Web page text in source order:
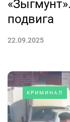
подвига
22.09.2025
КРИМИНАЛ